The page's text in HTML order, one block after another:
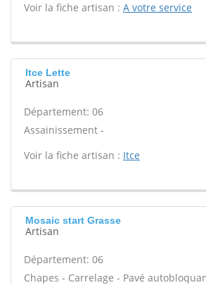
Voir la fiche artisan : A votre service
Itce Lette
Artisan
Département: 06
Assainissement -
Voir la fiche artisan : Itce
Mosaic start Grasse
Artisan
Département: 06
Chapes - Carrelage - Pavé